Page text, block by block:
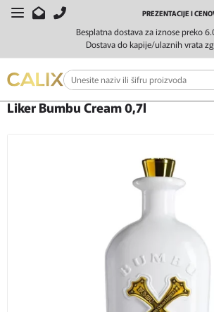
Besplatna dostava za iznose preko
Dostava do kapije/ulaznih vrata
PREZENTACIJE I
Početna Žestoka pića Liker Liker
Liker Bumbu Cream 0,7l